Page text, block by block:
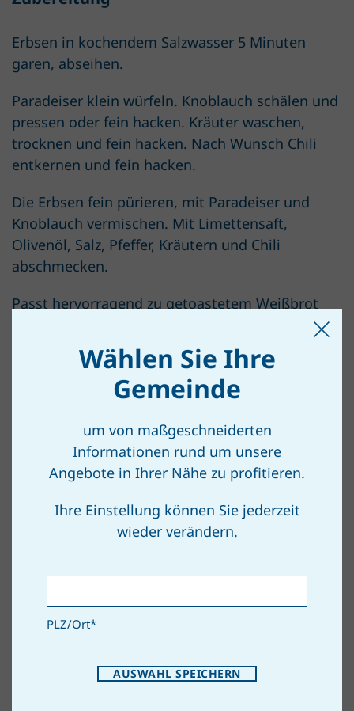
Erbsen in kochendem Salzwasser 5 Minuten
garen, abseihen.
Paradeiser klein würfeln. Knoblauch schälen und
pressen oder fein hacken. Kräuter waschen,
trocknen und fein hacken. Nach Wunsch Chili
entkernen und fein hacken.
Die Erbsen fein pürieren, mit Paradeiser und
Knoblauch vermischen. Mit Limettensaft,
Olivenöl, Salz, Pfeffer, Kräutern und Chili
abschmecken.
Passt hervorragend zu getoastetem Weißbrot
© Czendon | pixabay
Wählen Sie Ihre
Gemeinde
um von maßgeschneiderten
Informationen rund um unsere
Angebote in Ihrer Nähe zu profitieren.
Ihre Einstellung können Sie jederzeit
wieder verändern.
PLZ/Ort*
AUSWAHL SPEICHERN